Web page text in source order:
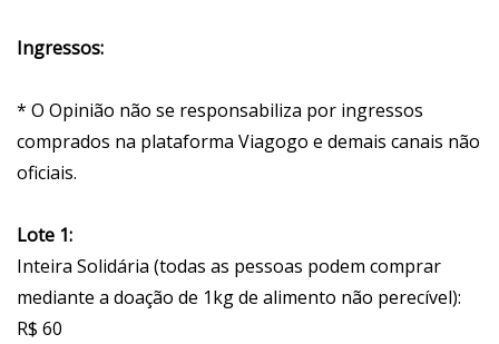
Ingressos:
* O Opinião não se responsabiliza por ingressos
comprados na plataforma Viagogo e demais canais não
oficiais.
Lote 1:
Inteira Solidária (todas as pessoas podem comprar
mediante a doação de 1kg de alimento não perecível):
R$ 60